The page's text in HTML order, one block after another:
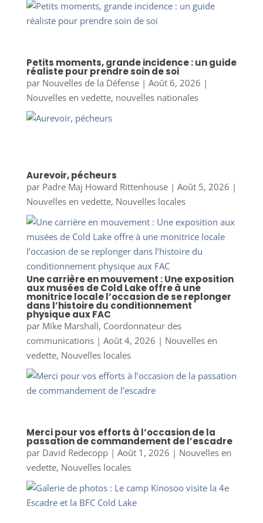
Petits moments, grande incidence : un guide
réaliste pour prendre soin de soi
par Nouvelles de la Défense| Août 6, 2026 |
Nouvelles en vedette, nouvelles nationales
Aurevoir, pécheurs
par Padre Maj Howard Rittenhouse| Août 5, 2026 |
Nouvelles en vedette, Nouvelles locales
Une carrière en mouvement : Une exposition
aux musées de Cold Lake offre à une
monitrice locale l’occasion de se replonger
dans l’histoire du conditionnement
physique aux FAC
par Mike Marshall, Coordonnateur des
communications| Août 4, 2026 | Nouvelles en
vedette, Nouvelles locales
Merci pour vos efforts à l’occasion de la
passation de commandement de l’escadre
par David Redecopp| Août 1, 2026 | Nouvelles en
vedette, Nouvelles locales